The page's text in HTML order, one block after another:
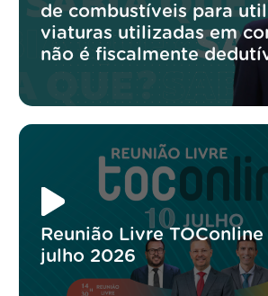
de combustíveis para
viaturas utilizadas em
não é fiscalmente
Reunião Livre TOConline
julho 2026